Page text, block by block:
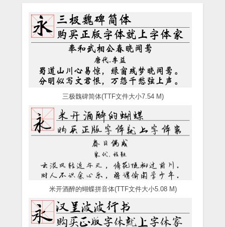
三极魏碑简体(TTF文件大小7.54 M)
米开酒醉的蝴蝶拼音体(TTF文件大小5.08 M)